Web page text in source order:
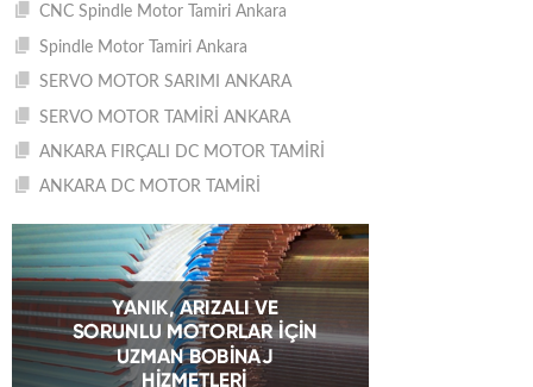
CNC Spindle Motor Tamiri Ankara
Spindle Motor Tamiri Ankara
SERVO MOTOR SARIMI ANKARA
SERVO MOTOR TAMİRİ ANKARA
ANKARA FIRÇALI DC MOTOR TAMİRİ
ANKARA DC MOTOR TAMİRİ